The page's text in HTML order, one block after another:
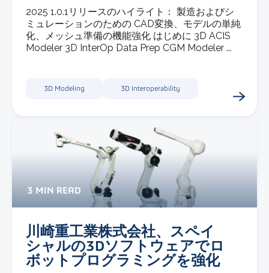
2025 1.0.1リリースのハイライト： 製造およびシ
ミュレーションのための CAD変換、モデルの単純
化、メッシュ準備の機能強化 はじめに 3D ACIS
Modeler 3D InterOp Data Prep CGM Modeler ...
3D Modeling 3D Interoperability
3 MIN READ
川崎重工業株式会社、スペイ
シャルの3Dソフトウェアでロ
ボットプログラミングを強化